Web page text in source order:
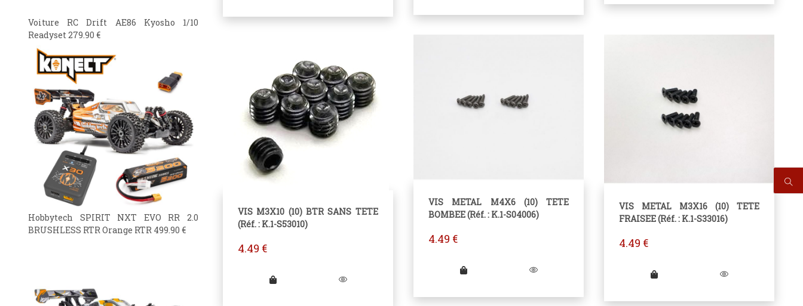
Voiture RC Drift AE86 Kyosho 1/10
Readyset279.90 €
Hobbytech SPIRIT NXT EVO RR 2.0
BRUSHLESS RTR Orange RTR 499.90 €
VIS M3X10 (10) BTR SANS TETE
(Réf. : K.1-S53010)
4.49 €
VIS METAL M4X6 (10) TETE
BOMBEE (Réf. : K.1-S04006)
4.49 €
VIS METAL M3X16 (10) TETE
FRAISEE (Réf. : K.1-S33016)
4.49 €